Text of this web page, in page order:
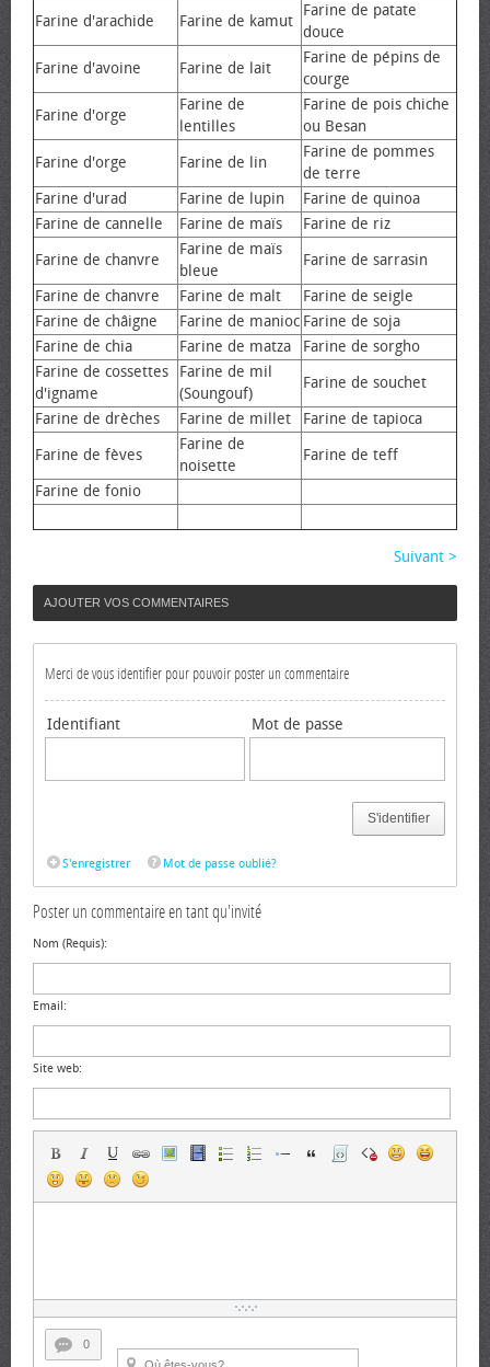
Farine d'arachide
Farine de kamut
Farine de patate
douce
Farine d'avoine
Farine de lait
Farine de pépins de
courge
Farine d'orge
Farine de
lentilles
Farine de pois chiche
ou Besan
Farine d'orge
Farine de lin
Farine de pommes
de terre
Farine d'urad
Farine de lupin
Farine de quinoa
Farine de cannelle
Farine de maïs
Farine de riz
Farine de chanvre
Farine de maïs
bleue
Farine de sarrasin
Farine de chanvre
Farine de malt
Farine de seigle
Farine de châigne
Farine de manioc Farine de soja
Farine de chia
Farine de matza
Farine de sorgho
Farine de cossettes
d'igname
Farine de mil
(Soungouf)
Farine de souchet
Farine de drèches
Farine de millet
Farine de tapioca
Farine de fèves
Farine de
noisette
Farine de teff
Farine de fonio
Suivant >
AJOUTER VOS COMMENTAIRES
Merci de vous identifier pour pouvoir poster un commentaire
Identifiant Mot de passe
S'identifier
S'enregistrer Mot de passe oublié?
Poster un commentaire en tant qu'invité
Nom (Requis):
Email:
Site web:
0